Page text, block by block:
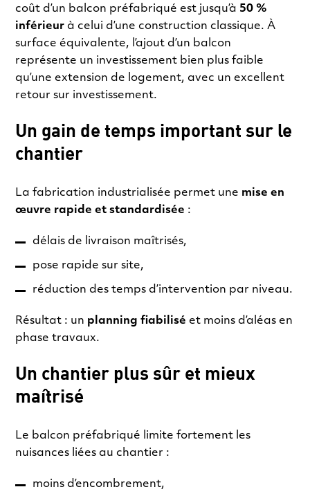
coût d’un balcon préfabriqué est jusqu’à 50 %
inférieur à celui d’une construction classique. À
surface équivalente, l’ajout d’un balcon
représente un investissement bien plus faible
qu’une extension de logement, avec un excellent
retour sur investissement.
Un gain de temps important sur le
chantier
La fabrication industrialisée permet une mise en
œuvre rapide et standardisée :
délais de livraison maîtrisés,
pose rapide sur site,
réduction des temps d’intervention par niveau.
Résultat : un planning fiabilisé et moins d’aléas en
phase travaux.
Un chantier plus sûr et mieux
maîtrisé
Le balcon préfabriqué limite fortement les
nuisances liées au chantier :
moins d’encombrement,